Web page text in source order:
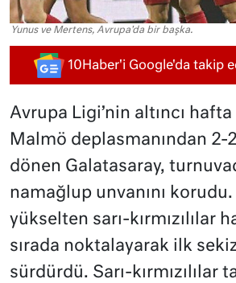
Yunus ve Mertens, Avrupa'da bir başka.
10Haber'i Google'da takip
Avrupa Ligi’nin altıncı hafta
Malmö deplasmanından 2-
dönen Galatasaray,
namağlup unvanını korudu.
yükselten sarı-kırmızılılar
sırada noktalayarak ilk sekiz
sürdürdü. Sarı-kırmızılılar